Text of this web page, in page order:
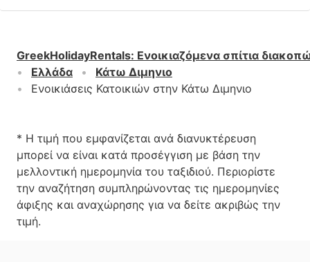
GreekHolidayRentals: Ενοικιαζόμενα σπίτια
Ελλάδα
Κάτω Διμηνιo
Ενοικιάσεις Κατοικιών στην Κάτω Διμηνιo
* Η τιμή που εμφανίζεται ανά διανυκτέρευση
μπορεί να είναι κατά προσέγγιση με βάση την
μελλοντική ημερομηνία του ταξιδιού. Περιορίστε
την αναζήτηση συμπληρώνοντας τις ημερομηνίες
άφιξης και αναχώρησης για να δείτε ακριβώς την
τιμή.